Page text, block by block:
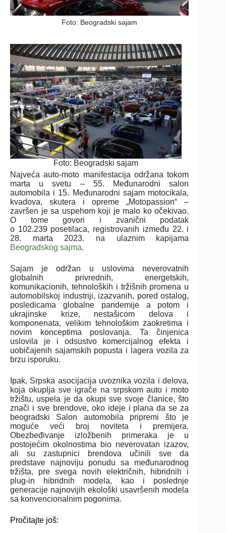
Foto: Beogradski sajam
Foto: Beogradski sajam
Najveća auto-moto manifestacija održana tokom
marta u svetu – 55. Međunarodni salon
automobila i 15. Međunarodni sajam motocikala,
kvadova, skutera i opreme „Motopassion“ –
završen je sa uspehom koji je malo ko očekivao.
O tome govori i zvanični podatak
o 102.239 posetilaca, registrovanih između 22. i
28. marta 2023. na ulaznim kapijama
Beogradskog sajma.
Sajam je održan u uslovima neverovatnih
globalnih privrednih, energetskih,
komunikacionih, tehnoloških i tržišnih promena u
automobilskoj industriji, izazvanih, pored ostalog,
posledicama globalne pandemije a potom i
ukrajinske krize, nestašicom delova i
komponenata, velikim tehnološkim zaokretima i
novim konceptima poslovanja. Ta činjenica
uslovila je i odsustvo komercijalnog efekta i
uobičajenih sajamskih popusta i lagera vozila za
brzu isporuku.
Ipak, Srpska asocijacija uvoznika vozila i delova,
koja okuplja sve igrače na srpskom auto i moto
tržištu, uspela je da okupi sve svoje članice, što
znači i sve brendove, oko ideje i plana da se za
beogradski Salon automobila pripremi što je
moguće veći broj noviteta i premijera.
Obezbeđivanje izložbenih primeraka je u
postojećim okolnostima bio neverovatan izazov,
ali su zastupnici brendova učinili sve da
predstave najnoviju ponudu sa međunarodnog
tržišta, pre svega novih električnih, hibridnih i
plug-in hibridnih modela, kao i poslednje
generacije najnovijih ekološki usavršenih modela
sa konvencionalnim pogonima.
Pročitajte još: